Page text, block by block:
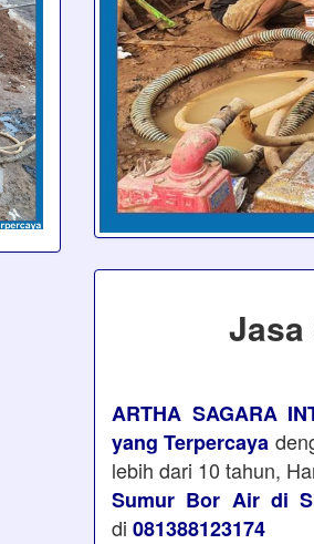
Jasa
ARTHA SAGARA
yang Terpercaya
lebih dari 10 tahun,
Sumur Bor Air di
di 081388123174